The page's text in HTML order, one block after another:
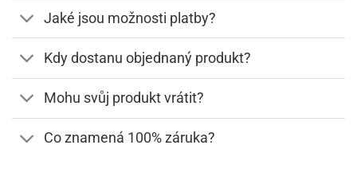
Jaké jsou možnosti platby?
Kdy dostanu objednaný produkt?
Mohu svůj produkt vrátit?
Co znamená 100% záruka?